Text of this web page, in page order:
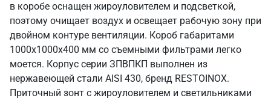
в коробе оснащен жироуловителем и подсветкой,
поэтому очищает воздух и освещает рабочую зону при
двойном контуре вентиляции. Короб габаритами
1000х1000х400 мм со съемными фильтрами легко
моется. Корпус серии ЗПВПКП выполнен из
нержавеющей стали AISI 430, бренд RESTOINOX.
Приточный зонт с жироуловителем и светильниками